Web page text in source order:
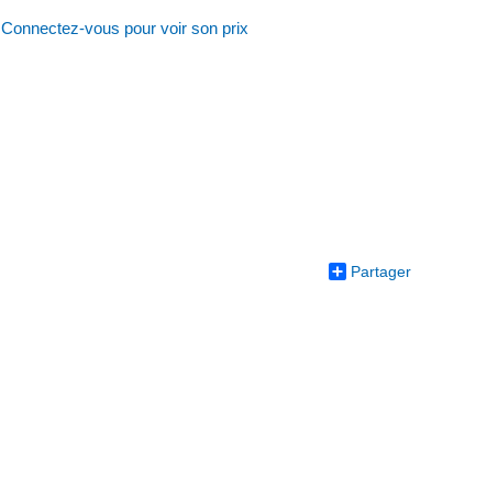
Connectez-vous pour voir son prix
Partager